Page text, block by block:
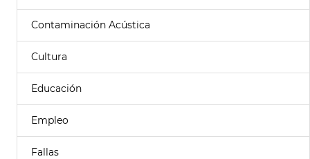
Contaminación Acústica
Cultura
Educación
Empleo
Fallas